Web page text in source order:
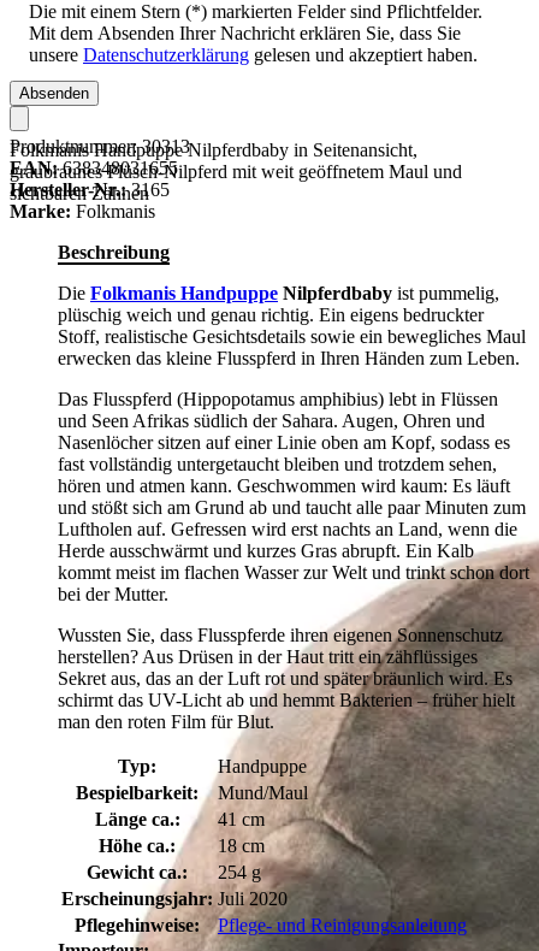
Folkmanis Handpuppe Nilpferdbaby in Seitenansicht,
graubraunes Plüsch-Nilpferd mit weit geöffnetem Maul und
sichtbaren Zähnen
Die mit einem Stern (*) markierten Felder sind Pflichtfelder.
Mit dem Absenden Ihrer Nachricht erklären Sie, dass Sie
unsere Datenschutzerklärung gelesen und akzeptiert haben.
Absenden
Produktnummer:30313
EAN: 638348031655
Hersteller-Nr.: 3165
Marke: Folkmanis
Beschreibung
Die Folkmanis Handpuppe Nilpferdbaby ist pummelig,
plüschig weich und genau richtig. Ein eigens bedruckter
Stoff, realistische Gesichtsdetails sowie ein bewegliches Maul
erwecken das kleine Flusspferd in Ihren Händen zum Leben.
Das Flusspferd (Hippopotamus amphibius) lebt in Flüssen
und Seen Afrikas südlich der Sahara. Augen, Ohren und
Nasenlöcher sitzen auf einer Linie oben am Kopf, sodass es
fast vollständig untergetaucht bleiben und trotzdem sehen,
hören und atmen kann. Geschwommen wird kaum: Es läuft
und stößt sich am Grund ab und taucht alle paar Minuten zum
Luftholen auf. Gefressen wird erst nachts an Land, wenn die
Herde ausschwärmt und kurzes Gras abrupft. Ein Kalb
kommt meist im flachen Wasser zur Welt und trinkt schon dort
bei der Mutter.
Wussten Sie, dass Flusspferde ihren eigenen Sonnenschutz
herstellen? Aus Drüsen in der Haut tritt ein zähflüssiges
Sekret aus, das an der Luft rot und später bräunlich wird. Es
schirmt das UV-Licht ab und hemmt Bakterien – früher hielt
man den roten Film für Blut.
Typ:
Handpuppe
Bespielbarkeit:
Mund/Maul
Länge ca.:
41 cm
Höhe ca.:
18 cm
Gewicht ca.:
254 g
Erscheinungsjahr: Juli 2020
Pflegehinweise:
Pflege- und Reinigungsanleitung